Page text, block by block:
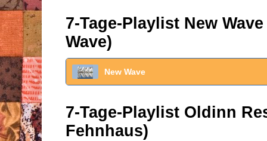
7-Tage-Playlist New
Wave)
New Wave
7-Tage-Playlist Oldinn
Fehnhaus)